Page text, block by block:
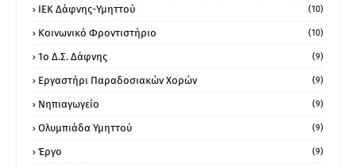
ΙΕΚ Δάφνης-Υμηττού (10)
Κοινωνικό Φροντιστήριο (10)
1ο Δ.Σ. Δάφνης (9)
Εργαστήρι Παραδοσιακών Χορών (9)
Νηπιαγωγείο (9)
Ολυμπιάδα Υμηττού (9)
Έργο (9)